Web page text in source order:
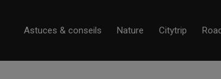
Astuces & conseils Nature Citytrip